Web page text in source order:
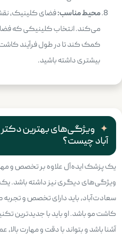
محیط مناسب:فضای کلینیک،
می‌کند. انتخاب کلینیکی که
کمک کند تا در طول فرآیند
بیشتری داشته باشید.
ویژگی‌های بهترین
آباد چیست؟
یک پزشک ایده‌آل علاوه بر تخصص و
ویژگی‌های دیگری نیز داشته باشد.
سعادت‌آباد، باید دارای تخصص و تجربه
کاشت مو باشد. او باید با جدیدترین
آشنا باشد و بتواند با دقت و مهارت